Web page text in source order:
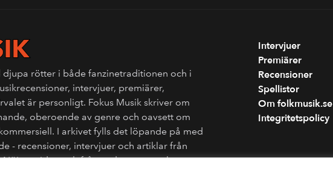
djupa rötter i både fanzinetraditionen och i
intervjuer, premiärer,
är personligt. Fokus Musik skriver om
oberoende av genre och oavsett om
I arkivet fylls det löpande på med
- recensioner, intervjuer och artiklar från
och från andra sammanhang.
Intervjuer
Premiärer
Recensioner
Spellistor
Om folkmusik.se
Integritetspolicy